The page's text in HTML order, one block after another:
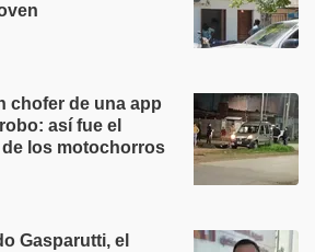
chofer de una app
así fue el
los motochorros
Gasparutti, el